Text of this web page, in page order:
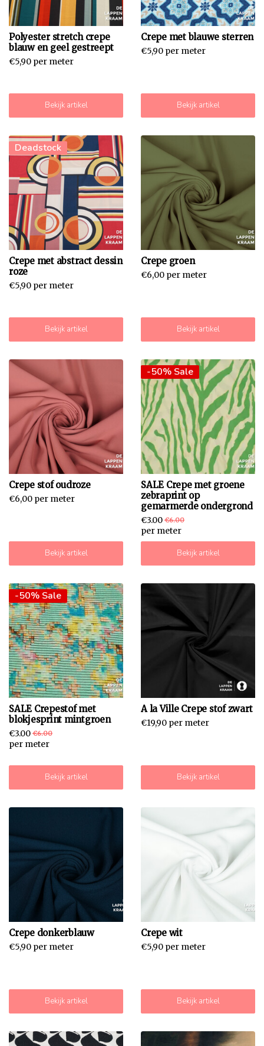
Polyester stretch crepe
blauw en geel gestreept
€5,90 per meter
Bekijk artikel
Crepe met blauwe sterren
€5,90 per meter
Bekijk artikel
Deadstock
Crepe met abstract dessin
roze
€5,90 per meter
Bekijk artikel
Crepe groen
€6,00 per meter
Bekijk artikel
Crepe stof oudroze
€6,00 per meter
Bekijk artikel
-50% Sale
SALE Crepe met groene
zebraprint op
gemarmerde ondergrond
€3.00 €6.00
per meter
Bekijk artikel
-50% Sale
SALE Crepestof met
blokjesprint mintgroen
€3.00 €6.00
per meter
Bekijk artikel
A la Ville Crepe stof zwart
€19,90 per meter
Bekijk artikel
Crepe donkerblauw
€5,90 per meter
Bekijk artikel
Crepe wit
€5,90 per meter
Bekijk artikel